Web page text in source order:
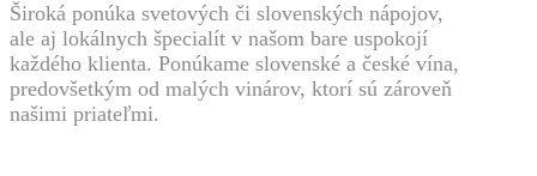
Široká ponúka svetových či slovenských nápojov,
ale aj lokálnych špecialít v našom bare uspokojí
každého klienta. Ponúkame slovenské a české vína,
predovšetkým od malých vinárov, ktorí sú zároveň
našimi priateľmi.